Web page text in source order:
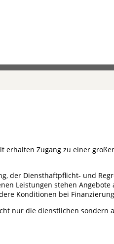
erhalten Zugang zu einer
der Diensthaftpflicht- und
Leistungen stehen Angebote
Konditionen bei
nur die dienstlichen